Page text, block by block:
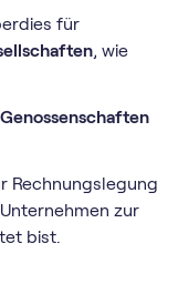
für
, wie
Genossenschaften
Rechnungslegung
zur
bist.